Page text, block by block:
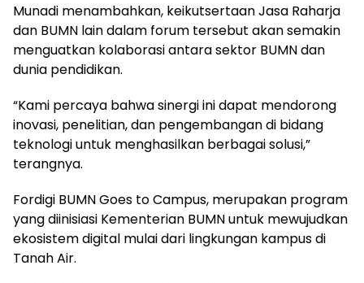
Munadi menambahkan, keikutsertaan Jasa Raharja
dan BUMN lain dalam forum tersebut akan semakin
menguatkan kolaborasi antara sektor BUMN dan
dunia pendidikan.
“Kami percaya bahwa sinergi ini dapat mendorong
inovasi, penelitian, dan pengembangan di bidang
teknologi untuk menghasilkan berbagai solusi,”
terangnya.
Fordigi BUMN Goes to Campus, merupakan program
yang diinisiasi Kementerian BUMN untuk mewujudkan
ekosistem digital mulai dari lingkungan kampus di
Tanah Air.